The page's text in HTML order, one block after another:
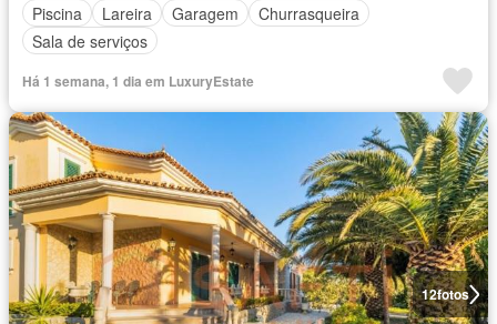
Piscina
Lareira Garagem
Churrasqueira
Sala de serviços
Há 1 semana, 1 dia em LuxuryEstate
12fotos